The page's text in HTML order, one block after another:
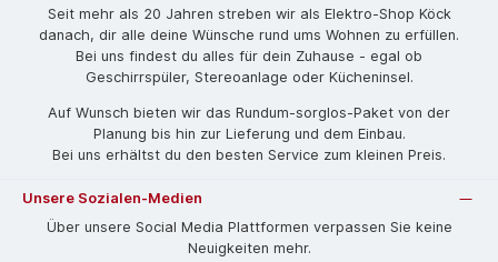
Seit mehr als 20 Jahren streben wir als Elektro-Shop Köck
danach, dir alle deine Wünsche rund ums Wohnen zu erfüllen.
Bei uns findest du alles für dein Zuhause - egal ob
Geschirrspüler, Stereoanlage oder Kücheninsel.
Auf Wunsch bieten wir das Rund­um-sorg­los-Pa­ket von der
Planung bis hin zur Lieferung und dem Einbau.
Bei uns erhältst du den besten Service zum kleinen Preis.
Unsere Sozialen-Medien
Über unsere Social Media Plattformen verpassen Sie keine
Neuigkeiten mehr.